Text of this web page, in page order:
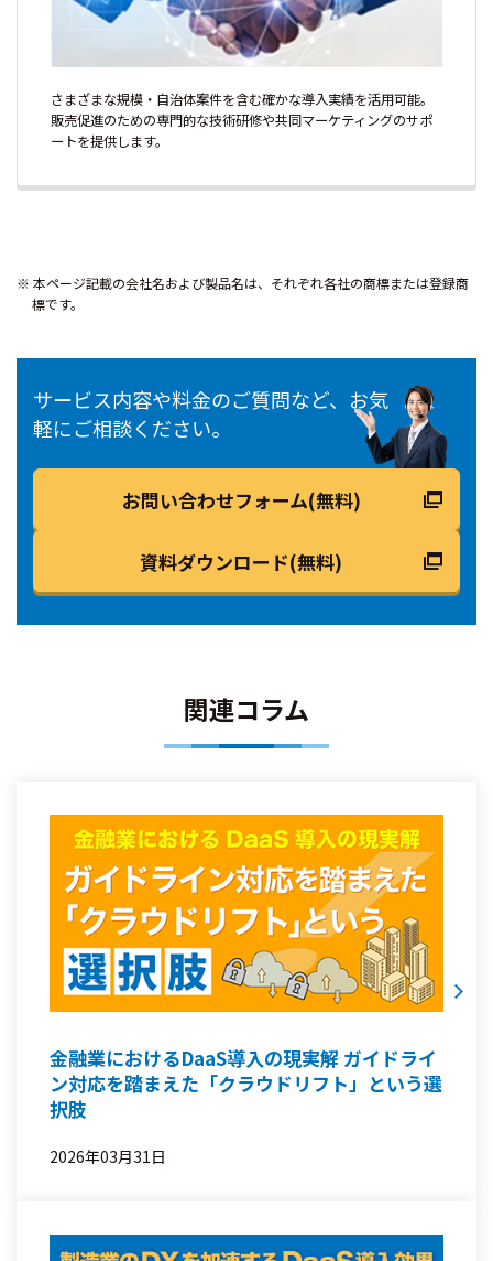
さまざまな規模・自治体案件を含む確かな導入実績を活用可能。
販売促進のための専門的な技術研修や共同マーケティングのサポ
ートを提供します。
本ページ記載の会社名および製品名は、それぞれ各社の商標または登録商
標です。
サービス内容や料金のご質問など、お気
軽にご相談ください。
お問い合わせフォーム(無料)
資料ダウンロード(無料)
関連コラム
金融業におけるDaaS導入の現実解 ガイドライ
ン対応を踏まえた「クラウドリフト」という選
択肢
2026年03月31日